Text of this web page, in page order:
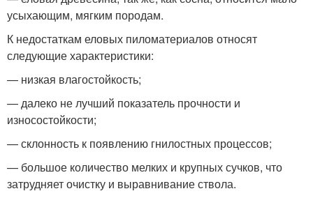
усыхающим, мягким породам.
К недостаткам еловых пиломатериалов относят
следующие характеристики:
— низкая влагостойкость;
— далеко не лучший показатель прочности и
износостойкости;
— склонность к появлению гнилостных процессов;
— большое количество мелких и крупных сучков, что
затрудняет очистку и выравнивание ствола.